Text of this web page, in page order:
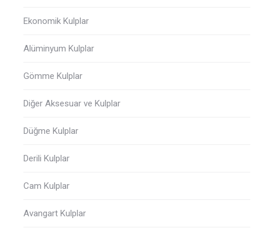
Ekonomik Kulplar
Alüminyum Kulplar
Gömme Kulplar
Diğer Aksesuar ve Kulplar
Düğme Kulplar
Derili Kulplar
Cam Kulplar
Avangart Kulplar